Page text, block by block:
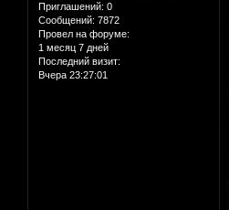
Приглашений: 0
Сообщений: 7872
Провел на форуме:
1 месяц 7 дней
Последний визит:
Вчера 23:27:01